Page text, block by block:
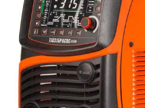
Відгуки
Про нас
Доставка та оплата
Повернення та обмін